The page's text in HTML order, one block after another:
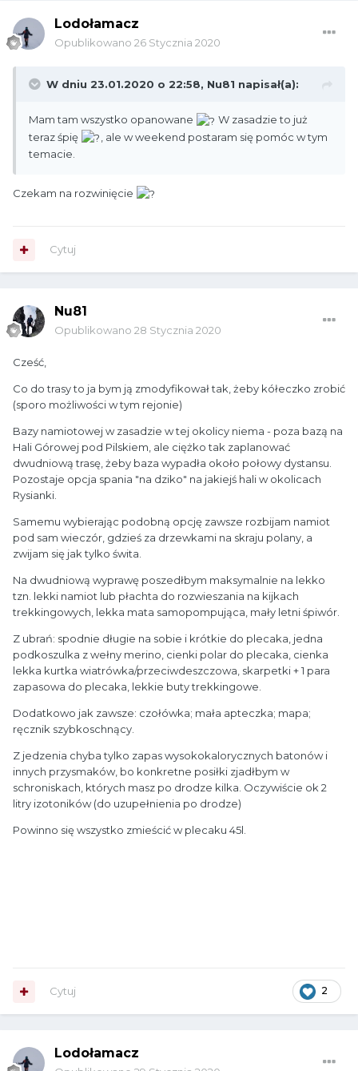
Lodołamacz
Opublikowano 26 Stycznia 2020
W dniu 23.01.2020 o 22:58, Nu81 napisał(a):
Mam tam wszystko opanowane
W zasadzie to już
teraz śpię
, ale w weekend postaram się pomóc w tym
temacie.
Czekam na rozwinięcie
Cytuj
Nu81
Opublikowano 28 Stycznia 2020
Cześć,
Co do trasy to ja bym ją zmodyfikował tak, żeby kółeczko zrobić
(sporo możliwości w tym rejonie)
Bazy namiotowej w zasadzie w tej okolicy niema - poza bazą na
Hali Górowej pod Pilskiem, ale ciężko tak zaplanować
dwudniową trasę, żeby baza wypadła około połowy dystansu.
Pozostaje opcja spania "na dziko" na jakiejś hali w okolicach
Rysianki.
Samemu wybierając podobną opcję zawsze rozbijam namiot
pod sam wieczór, gdzieś za drzewkami na skraju polany, a
zwijam się jak tylko świta.
Na dwudniową wyprawę poszedłbym maksymalnie na lekko
tzn. lekki namiot lub płachta do rozwieszania na kijkach
trekkingowych, lekka mata samopompująca, mały letni śpiwór.
Z ubrań: spodnie długie na sobie i krótkie do plecaka, jedna
podkoszulka z wełny merino, cienki polar do plecaka, cienka
lekka kurtka wiatrówka/przeciwdeszczowa, skarpetki + 1 para
zapasowa do plecaka, lekkie buty trekkingowe.
Dodatkowo jak zawsze: czołówka; mała apteczka; mapa;
ręcznik szybkoschnący.
Z jedzenia chyba tylko zapas wysokokalorycznych batonów i
innych przysmaków, bo konkretne posiłki zjadłbym w
schroniskach, których masz po drodze kilka. Oczywiście ok 2
litry izotoników (do uzupełnienia po drodze)
Powinno się wszystko zmieścić w plecaku 45l.
2
Cytuj
Lodołamacz